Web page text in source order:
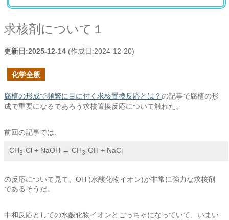
求核剤について１
更新日:2025-12-14 (作成日:2024-12-20)
化学全般
腐植の形成で頻繁に目に付く求核置換反応とは？の記事で腐植の形
成で重要になるであろう求核置換反応について触れた。
前回の記事では、
CH3-Cl + NaOH → CH3-OH + NaCl
の反応について見て、OH-(水酸化物イオン)が非常に強力な求核剤
であるそうだ。
中和反応としての水酸化物イオンとごっちゃになっていて、いまい